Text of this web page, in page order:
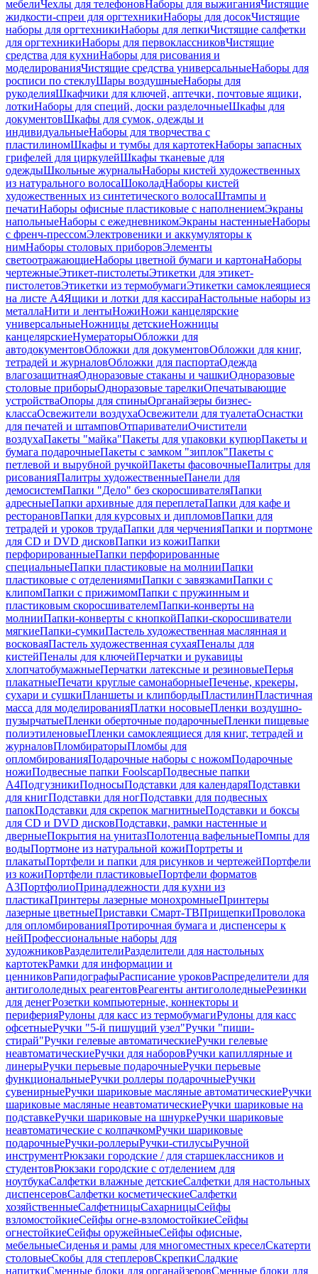
мебелиЧехлы для телефоновНаборы для выжиганияЧистящие
жидкости-спреи для оргтехникиНаборы для досокЧистящие
наборы для оргтехникиНаборы для лепкиЧистящие салфетки
для оргтехникиНаборы для первоклассниковЧистящие
средства для кухниНаборы для рисования и
моделированияЧистящие средства универсальныеНаборы для
росписи по стеклуШары воздушныеНаборы для
рукоделияШкафчики для ключей, аптечки, почтовые ящики,
лоткиНаборы для специй, доски разделочныеШкафы для
документовШкафы для сумок, одежды и
индивидуальныеНаборы для творчества с
пластилиномШкафы и тумбы для картотекНаборы запасных
грифелей для циркулейШкафы тканевые для
одеждыШкольные журналыНаборы кистей художественных
из натурального волосаШоколадНаборы кистей
художественных из синтетического волосаШтампы и
печатиНаборы офисные пластиковые с наполнениемЭкраны
напольныеНаборы с ежедневникомЭкраны настенныеНаборы
с френч-прессомЭлектровеники и аккумуляторы к
нимНаборы столовых приборовЭлементы
светоотражающиеНаборы цветной бумаги и картонаНаборы
чертежныеЭтикет-пистолетыЭтикетки для этикет-
пистолетовЭтикетки из термобумагиЭтикетки самоклеящиеся
на листе А4Ящики и лотки для кассираНастольные наборы из
металлаНити и лентыНожиНожи канцелярские
универсальныеНожницы детскиеНожницы
канцелярскиеНумераторыОбложки для
автодокументовОбложки для документовОбложки для книг,
тетрадей и журналовОбложки для паспортаОдежда
влагозащитнаяОдноразовые стаканы и чашкиОдноразовые
столовые приборыОдноразовые тарелкиОпечатывающие
устройстваОпоры для спиныОрганайзеры бизнес-
классаОсвежители воздухаОсвежители для туалетаОснастки
для печатей и штамповОтпаривателиОчистители
воздухаПакеты "майка"Пакеты для упаковки купюрПакеты и
бумага подарочныеПакеты с замком "зиплок"Пакеты с
петлевой и вырубной ручкойПакеты фасовочныеПалитры для
рисованияПалитры художественныеПанели для
демосистемПапки "Дело" без скоросшивателяПапки
адресныеПапки архивные для переплетаПапки для кафе и
ресторановПапки для курсовых и дипломовПапки для
тетрадей и уроков трудаПапки для черченияПапки и портмоне
для CD и DVD дисковПапки из кожиПапки
перфорированныеПапки перфорированные
специальныеПапки пластиковые на молнииПапки
пластиковые с отделениямиПапки с завязкамиПапки с
клипомПапки с прижимомПапки с пружинным и
пластиковым скоросшивателемПапки-конверты на
молнииПапки-конверты с кнопкойПапки-скоросшиватели
мягкиеПапки-сумкиПастель художественная маслянная и
восковаяПастель художественная сухаяПеналы для
кистейПеналы для ключейПерчатки и рукавицы
хлопчатобумажныеПерчатки латексные и резиновыеПерья
плакатныеПечати круглые самонаборныеПеченье, крекеры,
сухари и сушкиПланшеты и клипбордыПластилинПластичная
масса для моделированияПлатки носовыеПленки воздушно-
пузырчатыеПленки оберточные подарочныеПленки пищевые
полиэтиленовыеПленки самоклеящиеся для книг, тетрадей и
журналовПломбираторыПломбы для
опломбированияПодарочные наборы с ножомПодарочные
ножиПодвесные папки FoolscapПодвесные папки
А4ПодгузникиПодносыПодставки для календаряПодставки
для книгПодставки для ногПодставки для подвесных
папокПодставки для скрепок магнитныеПодставки и боксы
для CD и DVD дисковПодставки, рамки настенные и
дверныеПокрытия на унитазПолотенца вафельныеПомпы для
водыПортмоне из натуральной кожиПортреты и
плакатыПортфели и папки для рисунков и чертежейПортфели
из кожиПортфели пластиковыеПортфели форматов
А3ПортфолиоПринадлежности для кухни из
пластикаПринтеры лазерные монохромныеПринтеры
лазерные цветныеПриставки Смарт-ТВПрищепкиПроволока
для опломбированияПротирочная бумага и диспенсеры к
нейПрофессиональные наборы для
художниковРазделителиРазделители для настольных
картотекРамки для информации и
ценниковРапидографыРасписание уроковРаспределители для
антигололедных реагентовРеагенты антигололедныеРезинки
для денегРозетки компьютерные, коннекторы и
периферияРулоны для касс из термобумагиРулоны для касс
офсетныеРучки "5-й пишущий узел"Ручки "пиши-
стирай"Ручки гелевые автоматическиеРучки гелевые
неавтоматическиеРучки для наборовРучки капиллярные и
линерыРучки перьевые подарочныеРучки перьевые
функциональныеРучки роллеры подарочныеРучки
сувенирныеРучки шариковые масляные автоматическиеРучки
шариковые масляные неавтоматическиеРучки шариковые на
подставкеРучки шариковые на шнуркеРучки шариковые
неавтоматические с колпачкомРучки шариковые
подарочныеРучки-роллерыРучки-стилусыРучной
инструментРюкзаки городские / для старшеклассников и
студентовРюкзаки городские с отделением для
ноутбукаСалфетки влажные детскиеСалфетки для настольных
диспенсеровСалфетки косметическиеСалфетки
хозяйственныеСалфетницыСахарницыСейфы
взломостойкиеСейфы огне-взломостойкиеСейфы
огнестойкиеСейфы оружейныеСейфы офисные,
мебельныеСиденья и рамы для многоместных креселСкатерти
столовыеСкобы для степлеровСкрепкиСладкие
напиткиСменные блоки для органайзеровСменные блоки для